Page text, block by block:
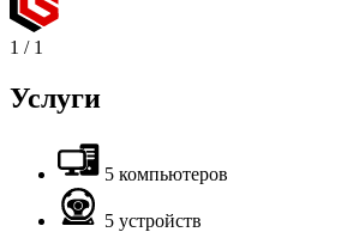
1 / 1
Услуги
5 компьютеров
5 устройств